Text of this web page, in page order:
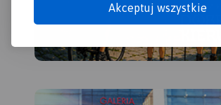
Akceptuj wszystkie